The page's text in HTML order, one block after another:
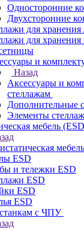
Односторонние
Двухсторонние
для хранения
для
и
Назад
Аксесcуары и
стеллажам
Дополнительные
Элементы
мебель
ESD
и тележки ESD
ESD
ESD
ESD
с ЧПУ